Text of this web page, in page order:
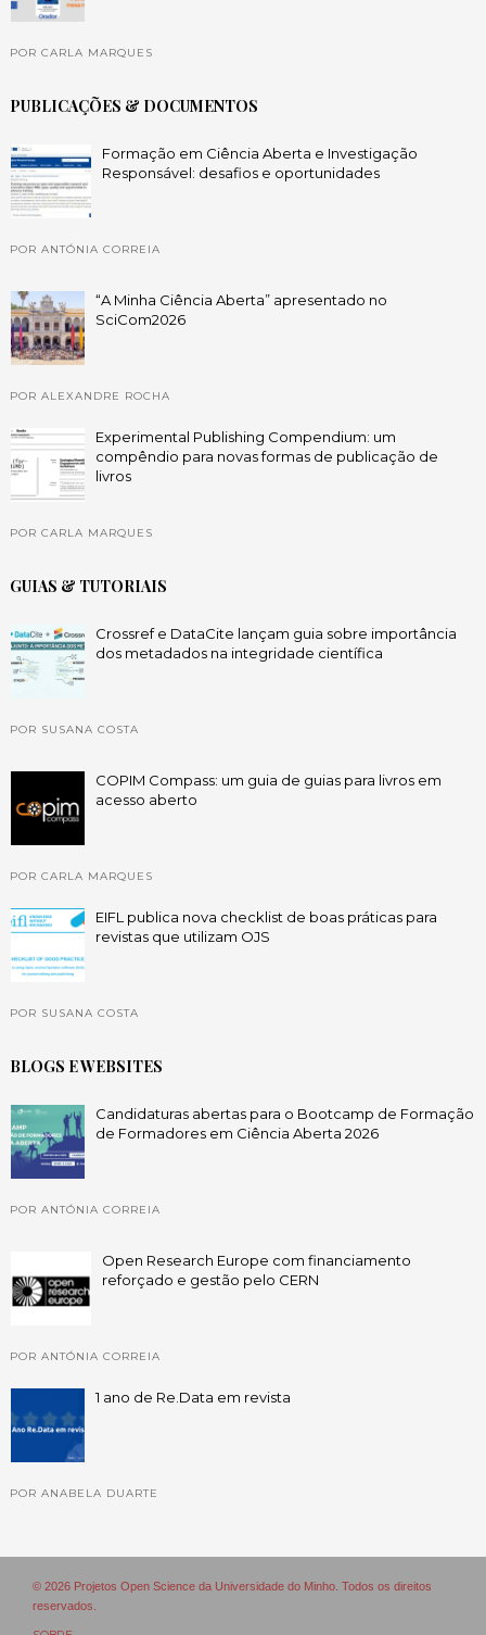
POR CARLA MARQUES
PUBLICAÇÕES & DOCUMENTOS
Formação em Ciência Aberta e Investigação
Responsável: desafios e oportunidades
POR ANTÓNIA CORREIA
“A Minha Ciência Aberta” apresentado no
SciCom2026
POR ALEXANDRE ROCHA
Experimental Publishing Compendium: um
compêndio para novas formas de publicação de
livros
POR CARLA MARQUES
GUIAS & TUTORIAIS
Crossref e DataCite lançam guia sobre importância
dos metadados na integridade científica
POR SUSANA COSTA
COPIM Compass: um guia de guias para livros em
acesso aberto
POR CARLA MARQUES
EIFL publica nova checklist de boas práticas para
revistas que utilizam OJS
POR SUSANA COSTA
BLOGS E WEBSITES
Candidaturas abertas para o Bootcamp de Formação
de Formadores em Ciência Aberta 2026
POR ANTÓNIA CORREIA
Open Research Europe com financiamento
reforçado e gestão pelo CERN
POR ANTÓNIA CORREIA
1 ano de Re.Data em revista
POR ANABELA DUARTE
© 2026 Projetos Open Science da Universidade do Minho. Todos os direitos
reservados.